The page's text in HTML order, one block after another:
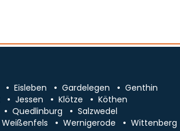
Eisleben Gardelegen
Genthin
Jessen Klötze
Köthen
Quedlinburg
Salzwedel
Weißenfels Wernigerode
Wittenberg